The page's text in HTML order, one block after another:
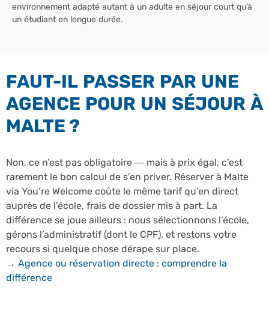
environnement adapté autant à un adulte en séjour court qu’à
un étudiant en longue durée.
FAUT-IL PASSER PAR UNE
AGENCE POUR UN SÉJOUR À
MALTE ?
Non, ce n’est pas obligatoire — mais à prix égal, c’est
rarement le bon calcul de s’en priver. Réserver à Malte
via You’re Welcome coûte le même tarif qu’en direct
auprès de l’école, frais de dossier mis à part. La
différence se joue ailleurs : nous sélectionnons l’école,
gérons l’administratif (dont le CPF), et restons votre
recours si quelque chose dérape sur place.
→ Agence ou réservation directe : comprendre la
différence